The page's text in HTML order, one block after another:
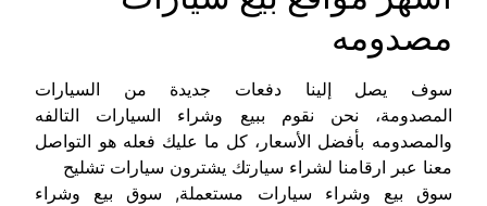
مصدومه
سوف يصل إلينا دفعات جديدة من السيارات
المصدومة، نحن نقوم ببيع وشراء السيارات التالفه
والمصدومه بأفضل الأسعار، كل ما عليك فعله هو التواصل
معنا عبر ارقامنا لشراء سيارتك يشترون سيارات تشليح
سوق بيع وشراء سيارات مستعملة, سوق بيع وشراء